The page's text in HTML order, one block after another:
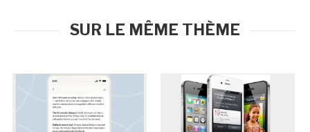
SUR LE MÊME THÈME